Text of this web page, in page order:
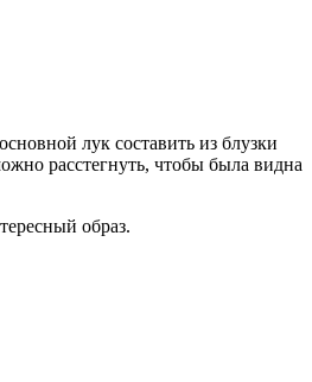
лук составить из блузки
расстегнуть, чтобы была видна
образ.